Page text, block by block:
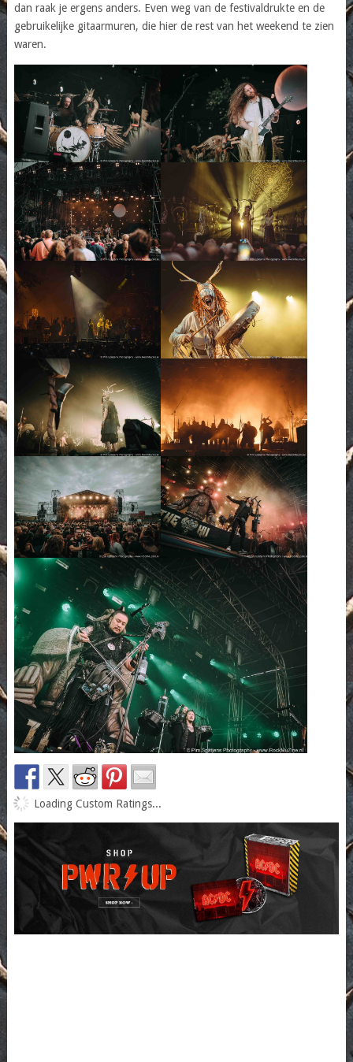
dan raak je ergens anders. Even weg van de festivaldrukte en de
gebruikelijke gitaarmuren, die hier de rest van het weekend te zien
waren.
Loading Custom Ratings...